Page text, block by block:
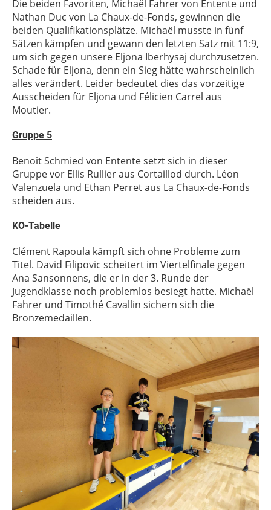
Die beiden Favoriten, Michaël Fahrer von Entente und
Nathan Duc von La Chaux-de-Fonds, gewinnen die
beiden Qualifikationsplätze. Michaël musste in fünf
Sätzen kämpfen und gewann den letzten Satz mit 11:9,
um sich gegen unsere Eljona Iberhysaj durchzusetzen.
Schade für Eljona, denn ein Sieg hätte wahrscheinlich
alles verändert. Leider bedeutet dies das vorzeitige
Ausscheiden für Eljona und Félicien Carrel aus
Moutier.
Gruppe 5
Benoît Schmied von Entente setzt sich in dieser
Gruppe vor Ellis Rullier aus Cortaillod durch. Léon
Valenzuela und Ethan Perret aus La Chaux-de-Fonds
scheiden aus.
KO-Tabelle
Clément Rapoula kämpft sich ohne Probleme zum
Titel. David Filipovic scheitert im Viertelfinale gegen
Ana Sansonnens, die er in der 3. Runde der
Jugendklasse noch problemlos besiegt hatte. Michaël
Fahrer und Timothé Cavallin sichern sich die
Bronzemedaillen.